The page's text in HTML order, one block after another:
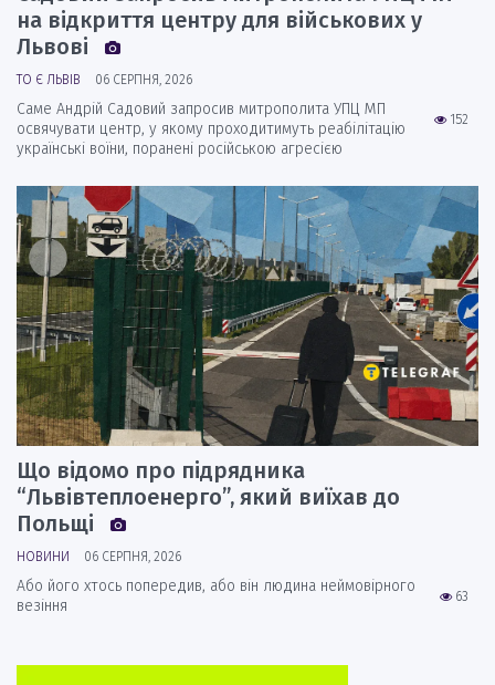
на відкриття центру для військових у
Львові
ТО Є ЛЬВІВ 06 СЕРПНЯ, 2026
152
Саме Андрій Садовий запросив митрополита УПЦ МП
освячувати центр, у якому проходитимуть реабілітацію
українські воїни, поранені російською агресією
Що відомо про підрядника
“Львівтеплоенерго”, який виїхав до
Польщі
НОВИНИ 06 СЕРПНЯ, 2026
63
Або його хтось попередив, або він людина неймовірного
везіння